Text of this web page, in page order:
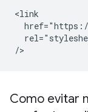
<link
Como evitar